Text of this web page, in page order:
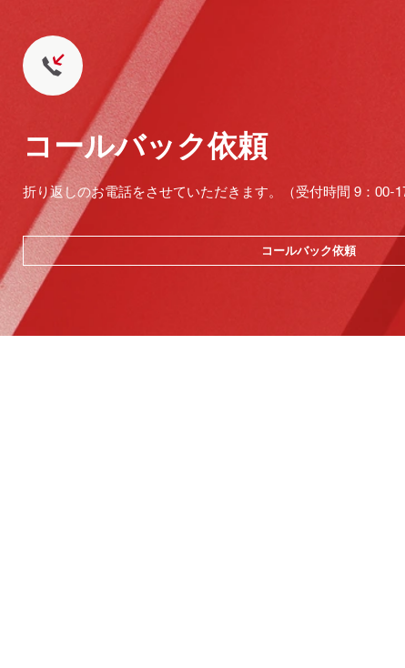
コールバック依頼
折り返しのお電話をさせていただきます。（受付時間 9：00-
コールバック依頼